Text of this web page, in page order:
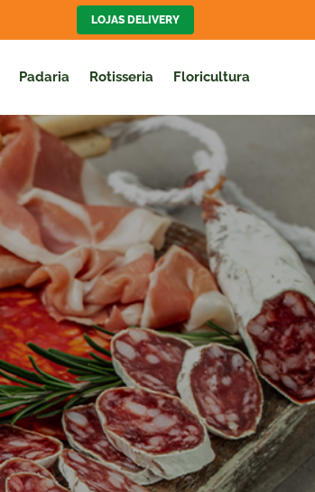
LOJAS DELIVERY
Padaria Rotisseria Floricultura